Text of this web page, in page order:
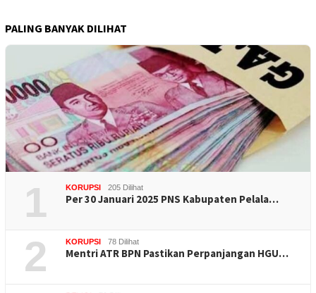
PALING BANYAK DILIHAT
1 KORUPSI 205 Dilihat
Per 30 Januari 2025 PNS Kabupaten Pelala…
2 KORUPSI 78 Dilihat
Mentri ATR BPN Pastikan Perpanjangan HGU…